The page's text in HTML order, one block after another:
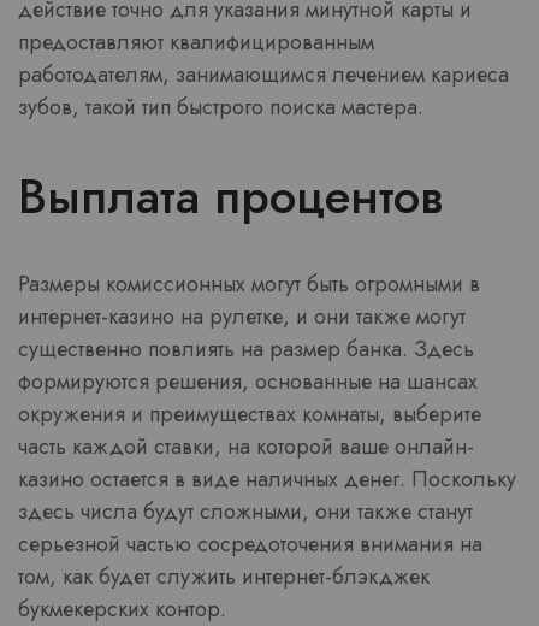
действие точно для указания минутной карты и
предоставляют квалифицированным
работодателям, занимающимся лечением кариеса
зубов, такой тип быстрого поиска мастера.
Выплата процентов
Размеры комиссионных могут быть огромными в
интернет-казино на рулетке, и они также могут
существенно повлиять на размер банка. Здесь
формируются решения, основанные на шансах
окружения и преимуществах комнаты, выберите
часть каждой ставки, на которой ваше онлайн-
казино остается в виде наличных денег. Поскольку
здесь числа будут сложными, они также станут
серьезной частью сосредоточения внимания на
том, как будет служить интернет-блэкджек
букмекерских контор.